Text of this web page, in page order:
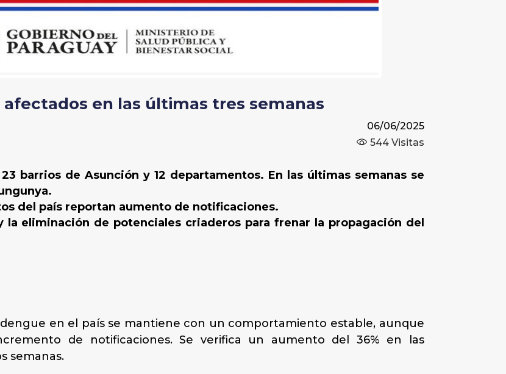
en las últimas tres semanas
06/06/2025
544Visitas
barrios de Asunción y 12 departamentos. En las últimas semanas se
del país reportan aumento de notificaciones.
eliminación de potenciales criaderos para frenar la propagación del
en el país se mantiene con un comportamiento estable, aunque
de notificaciones. Se verifica un aumento del 36% en las
semanas.